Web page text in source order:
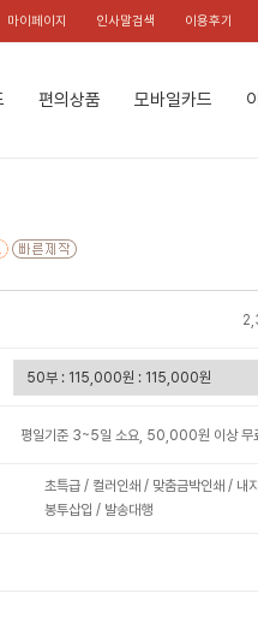
마이페이지 인사말검색 이용후기
편의상품 모바일카드
평일기준 3~5일 소요, 50,000원 이상 무
초특급 / 컬러인쇄 / 맞춤금박인쇄 / 내
봉투삽입 / 발송대행